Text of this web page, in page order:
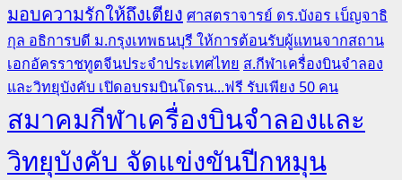
มอบความรักให้ถึงเตียง ศาสตราจารย์ ดร.บังอร เบ็ญจาธิ
กุล อธิการบดี ม.กรุงเทพธนบุรี ให้การต้อนรับผู้แทนจากสถาน
เอกอัครราชทูตจีนประจำประเทศไทย ส.กีฬาเครื่องบินจำลอง
และวิทยุบังคับ เปิดอบรมบินโดรน...ฟรี รับเพียง 50 คน
สมาคมกีฬาเครื่องบินจำลองและ
วิทยุบังคับ จัดแข่งขันปีกหมุน